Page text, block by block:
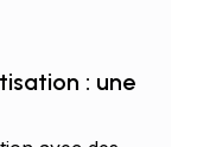
: une